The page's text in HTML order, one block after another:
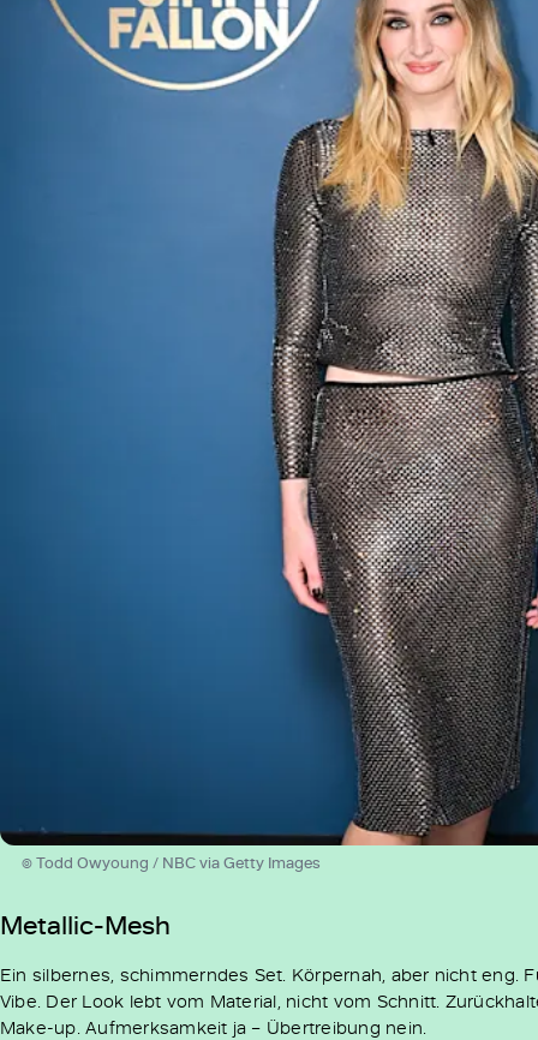
© Todd Owyoung / NBC via Getty Images
Metallic-Mesh
Ein silbernes, schimmerndes Set. Körpernah, aber nicht eng.
Vibe. Der Look lebt vom Material, nicht vom Schnitt.
Make-up. Aufmerksamkeit ja – Übertreibung nein.